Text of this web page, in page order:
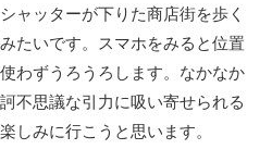
ャッターが下りた商店街を歩く
たいです。スマホをみると位置
わずうろうろします。なかなか
不思議な引力に吸い寄せられる
しみに行こうと思います。